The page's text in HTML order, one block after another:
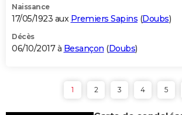
Naissance
17/05/1923 aux Premiers Sapins (Doubs)
Décès
06/10/2017 à Besançon (Doubs)
1 2 3 4 5